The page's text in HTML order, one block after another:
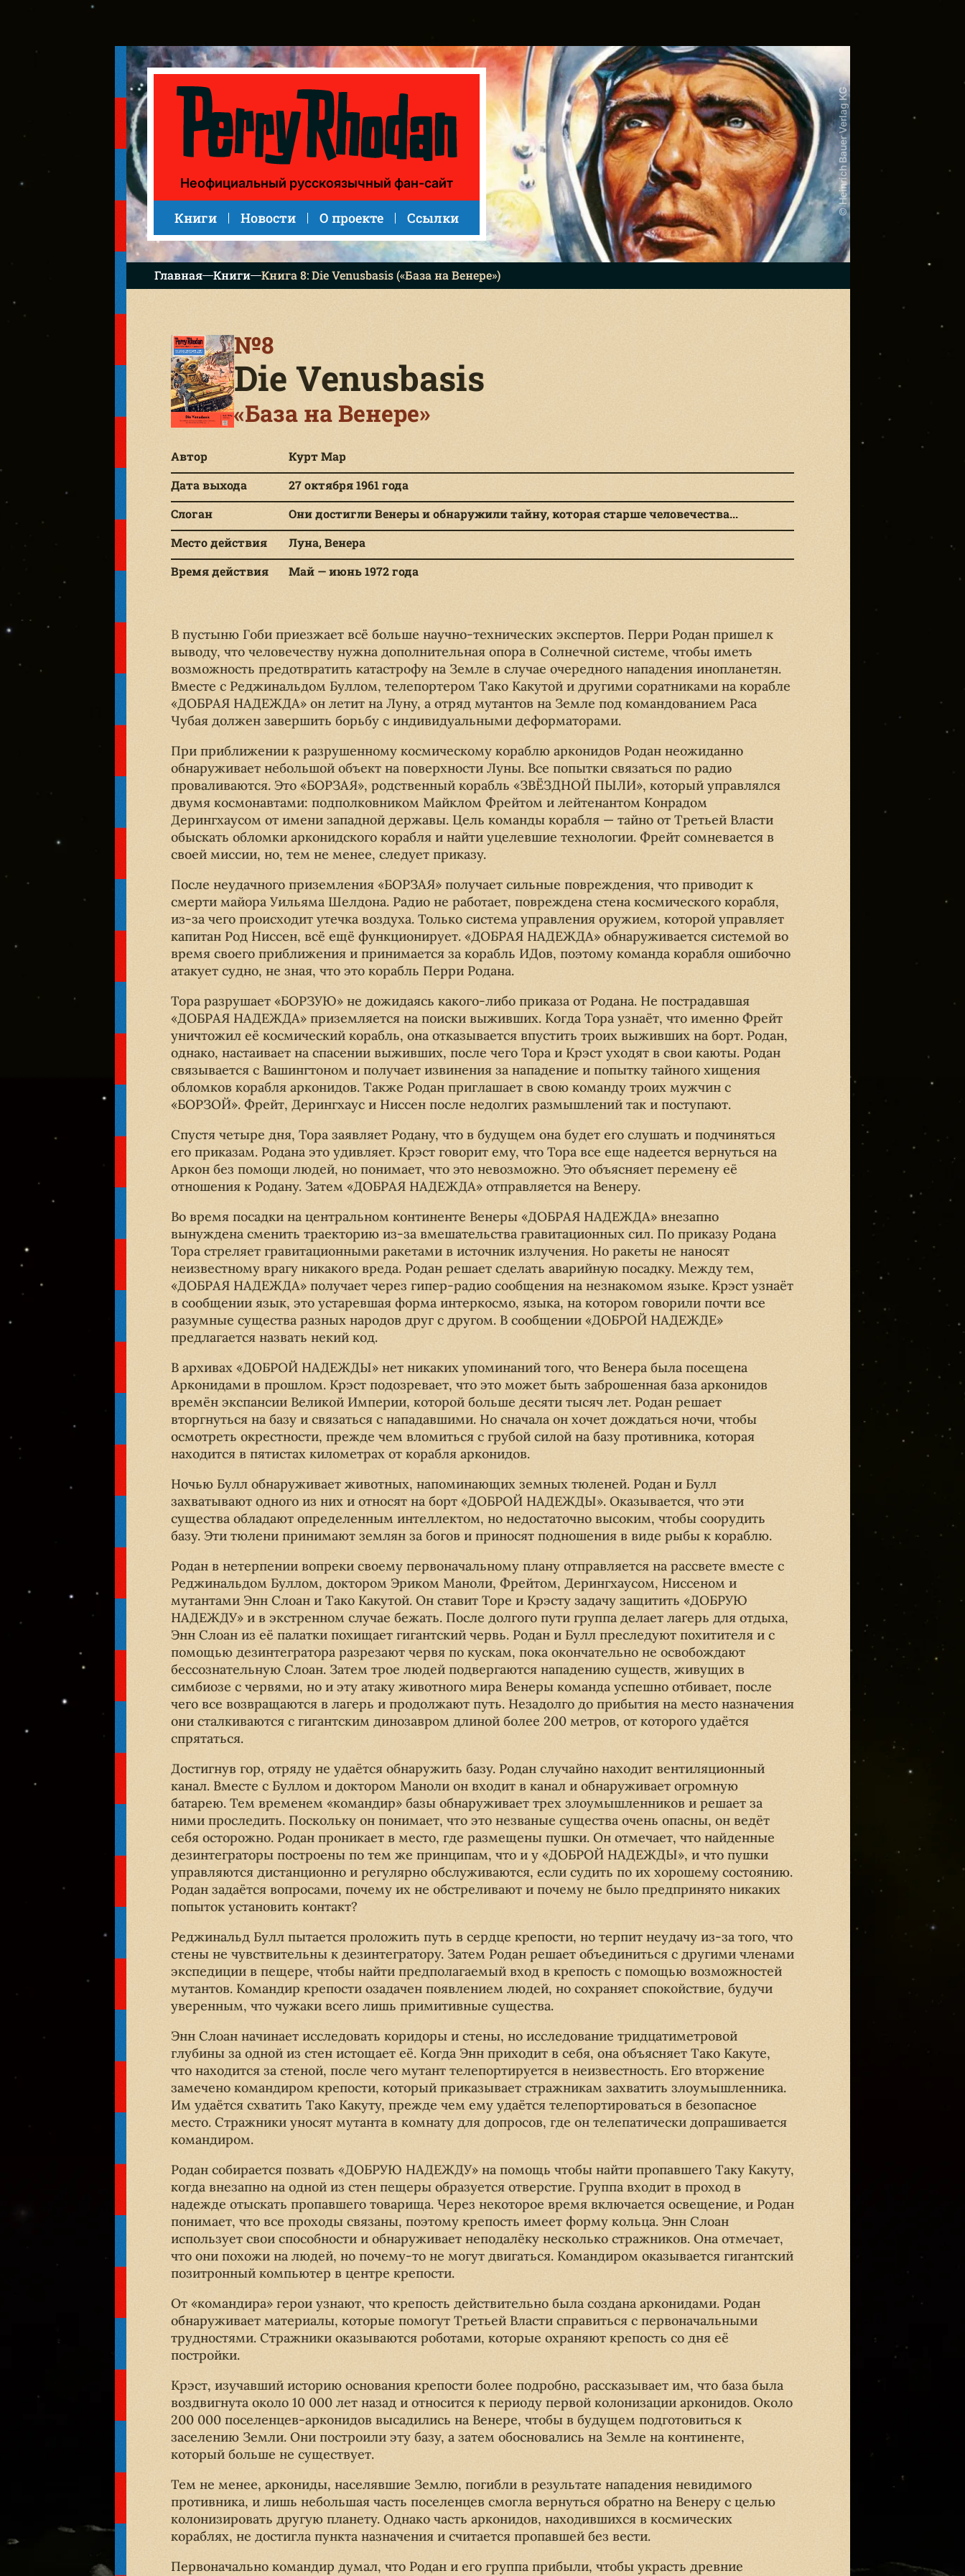
Книга 8: Die Venusbasis («База на Венере»)
Неофициальный русскоязычный фан-сайт
Книги Новости О проекте Ссылки
© Heinrich Bauer Verlag KG
Главная Книги Книга 8: Die Venusbasis («База на Венере»)
№8
Die Venusbasis
«База на Венере»
Автор
Курт Мар
Дата выхода
27 октября 1961 года
Слоган
Они достигли Венеры и обнаружили тайну, которая старше человечества...
Место действия
Луна, Венера
Время действия
Май — июнь 1972 года
В пустыню Гоби приезжает всё больше научно-технических экспертов. Перри Родан пришел к
выводу, что человечеству нужна дополнительная опора в Солнечной системе, чтобы иметь
возможность предотвратить катастрофу на Земле в случае очередного нападения инопланетян.
Вместе с Реджинальдом Буллом, телепортером Тако Какутой и другими соратниками на корабле
«ДОБРАЯ НАДЕЖДА» он летит на Луну, а отряд мутантов на Земле под командованием Раса
Чубая должен завершить борьбу с индивидуальными деформаторами.
При приближении к разрушенному космическому кораблю арконидов Родан неожиданно
обнаруживает небольшой объект на поверхности Луны. Все попытки связаться по радио
проваливаются. Это «БОРЗАЯ», родственный корабль «ЗВЁЗДНОЙ ПЫЛИ», который управлялся
двумя космонавтами: подполковником Майклом Фрейтом и лейтенантом Конрадом
Дерингхаусом от имени западной державы. Цель команды корабля — тайно от Третьей Власти
обыскать обломки арконидского корабля и найти уцелевшие технологии. Фрейт сомневается в
своей миссии, но, тем не менее, следует приказу.
После неудачного приземления «БОРЗАЯ» получает сильные повреждения, что приводит к
смерти майора Уильяма Шелдона. Радио не работает, повреждена стена космического корабля,
из-за чего происходит утечка воздуха. Только система управления оружием, которой управляет
капитан Род Ниссен, всё ещё функционирует. «ДОБРАЯ НАДЕЖДА» обнаруживается системой во
время своего приближения и принимается за корабль ИДов, поэтому команда корабля ошибочно
атакует судно, не зная, что это корабль Перри Родана.
Тора разрушает «БОРЗУЮ» не дожидаясь какого-либо приказа от Родана. Не пострадавшая
«ДОБРАЯ НАДЕЖДА» приземляется на поиски выживших. Когда Тора узнаёт, что именно Фрейт
уничтожил её космический корабль, она отказывается впустить троих выживших на борт. Родан,
однако, настаивает на спасении выживших, после чего Тора и Крэст уходят в свои каюты. Родан
связывается с Вашингтоном и получает извинения за нападение и попытку тайного хищения
обломков корабля арконидов. Также Родан приглашает в свою команду троих мужчин с
«БОРЗОЙ». Фрейт, Дерингхаус и Ниссен после недолгих размышлений так и поступают.
Спустя четыре дня, Тора заявляет Родану, что в будущем она будет его слушать и подчиняться
его приказам. Родана это удивляет. Крэст говорит ему, что Тора все еще надеется вернуться на
Аркон без помощи людей, но понимает, что это невозможно. Это объясняет перемену её
отношения к Родану. Затем «ДОБРАЯ НАДЕЖДА» отправляется на Венеру.
Во время посадки на центральном континенте Венеры «ДОБРАЯ НАДЕЖДА» внезапно
вынуждена сменить траекторию из-за вмешательства гравитационных сил. По приказу Родана
Тора стреляет гравитационными ракетами в источник излучения. Но ракеты не наносят
неизвестному врагу никакого вреда. Родан решает сделать аварийную посадку. Между тем,
«ДОБРАЯ НАДЕЖДА» получает через гипер-радио сообщения на незнакомом языке. Крэст узнаёт
в сообщении язык, это устаревшая форма интеркосмо, языка, на котором говорили почти все
разумные существа разных народов друг с другом. В сообщении «ДОБРОЙ НАДЕЖДЕ»
предлагается назвать некий код.
В архивах «ДОБРОЙ НАДЕЖДЫ» нет никаких упоминаний того, что Венера была посещена
Арконидами в прошлом. Крэст подозревает, что это может быть заброшенная база арконидов
времён экспансии Великой Империи, которой больше десяти тысяч лет. Родан решает
вторгнуться на базу и связаться с нападавшими. Но сначала он хочет дождаться ночи, чтобы
осмотреть окрестности, прежде чем вломиться с грубой силой на базу противника, которая
находится в пятистах километрах от корабля арконидов.
Ночью Булл обнаруживает животных, напоминающих земных тюленей. Родан и Булл
захватывают одного из них и относят на борт «ДОБРОЙ НАДЕЖДЫ». Оказывается, что эти
существа обладают определенным интеллектом, но недостаточно высоким, чтобы соорудить
базу. Эти тюлени принимают землян за богов и приносят подношения в виде рыбы к кораблю.
Родан в нетерпении вопреки своему первоначальному плану отправляется на рассвете вместе с
Реджинальдом Буллом, доктором Эриком Маноли, Фрейтом, Дерингхаусом, Ниссеном и
мутантами Энн Слоан и Тако Какутой. Он ставит Торе и Крэсту задачу защитить «ДОБРУЮ
НАДЕЖДУ» и в экстренном случае бежать. После долгого пути группа делает лагерь для отдыха,
Энн Слоан из её палатки похищает гигантский червь. Родан и Булл преследуют похитителя и с
помощью дезинтегратора разрезают червя по кускам, пока окончательно не освобождают
бессознательную Слоан. Затем трое людей подвергаются нападению существ, живущих в
симбиозе с червями, но и эту атаку животного мира Венеры команда успешно отбивает, после
чего все возвращаются в лагерь и продолжают путь. Незадолго до прибытия на место назначения
они сталкиваются с гигантским динозавром длиной более 200 метров, от которого удаётся
спрятаться.
Достигнув гор, отряду не удаётся обнаружить базу. Родан случайно находит вентиляционный
канал. Вместе с Буллом и доктором Маноли он входит в канал и обнаруживает огромную
батарею. Тем временем «командир» базы обнаруживает трех злоумышленников и решает за
ними проследить. Поскольку он понимает, что это незваные существа очень опасны, он ведёт
себя осторожно. Родан проникает в место, где размещены пушки. Он отмечает, что найденные
дезинтеграторы построены по тем же принципам, что и у «ДОБРОЙ НАДЕЖДЫ», и что пушки
управляются дистанционно и регулярно обслуживаются, если судить по их хорошему состоянию.
Родан задаётся вопросами, почему их не обстреливают и почему не было предпринято никаких
попыток установить контакт?
Реджинальд Булл пытается проложить путь в сердце крепости, но терпит неудачу из-за того, что
стены не чувствительны к дезинтегратору. Затем Родан решает объединиться с другими членами
экспедиции в пещере, чтобы найти предполагаемый вход в крепость с помощью возможностей
мутантов. Командир крепости озадачен появлением людей, но сохраняет спокойствие, будучи
уверенным, что чужаки всего лишь примитивные существа.
Энн Слоан начинает исследовать коридоры и стены, но исследование тридцатиметровой
глубины за одной из стен истощает её. Когда Энн приходит в себя, она объясняет Тако Какуте,
что находится за стеной, после чего мутант телепортируется в неизвестность. Его вторжение
замечено командиром крепости, который приказывает стражникам захватить злоумышленника.
Им удаётся схватить Тако Какуту, прежде чем ему удаётся телепортироваться в безопасное
место. Стражники уносят мутанта в комнату для допросов, где он телепатически допрашивается
командиром.
Родан собирается позвать «ДОБРУЮ НАДЕЖДУ» на помощь чтобы найти пропавшего Таку Какуту,
когда внезапно на одной из стен пещеры образуется отверстие. Группа входит в проход в
надежде отыскать пропавшего товарища. Через некоторое время включается освещение, и Родан
понимает, что все проходы связаны, поэтому крепость имеет форму кольца. Энн Слоан
использует свои способности и обнаруживает неподалёку несколько стражников. Она отмечает,
что они похожи на людей, но почему-то не могут двигаться. Командиром оказывается гигантский
позитронный компьютер в центре крепости.
От «командира» герои узнают, что крепость действительно была создана арконидами. Родан
обнаруживает материалы, которые помогут Третьей Власти справиться с первоначальными
трудностями. Стражники оказываются роботами, которые охраняют крепость со дня её
постройки.
Крэст, изучавший историю основания крепости более подробно, рассказывает им, что база была
воздвигнута около 10 000 лет назад и относится к периоду первой колонизации арконидов. Около
200 000 поселенцев-арконидов высадились на Венере, чтобы в будущем подготовиться к
заселению Земли. Они построили эту базу, а затем обосновались на Земле на континенте,
который больше не существует.
Тем не менее, аркониды, населявшие Землю, погибли в результате нападения невидимого
противника, и лишь небольшая часть поселенцев смогла вернуться обратно на Венеру с целью
колонизировать другую планету. Однако часть арконидов, находившихся в космических
кораблях, не достигла пункта назначения и считается пропавшей без вести.
Первоначально командир думал, что Родан и его группа прибыли, чтобы украсть древние